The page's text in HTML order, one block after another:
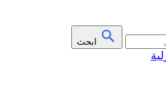
ابحث